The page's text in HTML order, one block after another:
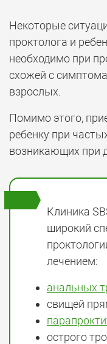
Некоторые
проктолога и
необходимо при
схожей с
взрослых.
Помимо этого,
ребенку при
возникающих при
Клиника
широкий
лечением:
анальных
свищей
острого